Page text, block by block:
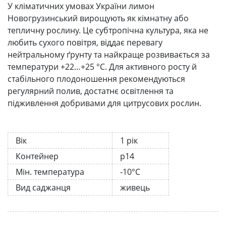
У кліматичних умовах України лимон
Новогрузинський вирощують як кімнатну або
тепличну рослину. Це субтропічна культура, яка не
любить сухого повітря, віддає перевагу
нейтральному ґрунту та найкраще розвивається за
температури +22…+25 °C. Для активного росту й
стабільного плодоношення рекомендуються
регулярний полив, достатнє освітлення та
підживлення добривами для цитрусових рослин.
Вік
1 рік
Контейнер
р14
Мін. температура
-10°C
Вид саджанця
живець